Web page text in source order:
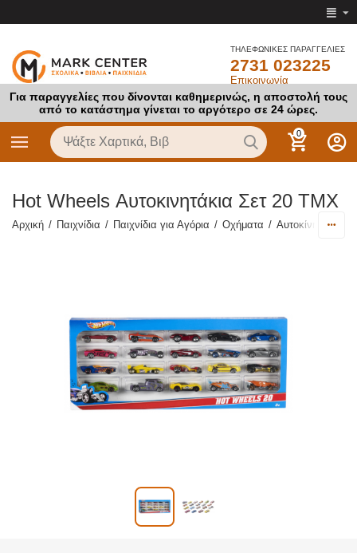
ΤΗΛΕΦΩΝΙΚΕΣ ΠΑΡΑΓΓΕΛΙΕΣ
2731 023225
Επικοινωνία
Για παραγγελίες που δίνονται καθημερινώς, η αποστολή τους
από το κατάστημα γίνεται το αργότερο σε 24 ώρες.
0
Hot Wheels Αυτοκινητάκια Σετ 20 ΤΜΧ
Αρχική / Παιχνίδια / Παιχνίδια για Αγόρια / Οχήματα / Αυτοκίνητα -